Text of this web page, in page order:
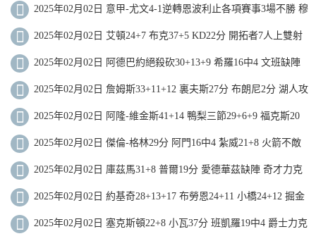
製勝加維傷退
2025年02月02日 意甲-尤文4-1逆轉恩波利止各項賽事3場不勝 穆
阿尼雙響DV9世界波
2025年02月02日 艾頓24+7 布克37+5 KD22分 開拓者7人上雙射
落太陽近8戰7勝
2025年02月02日 阿德巴約絕殺砍30+13+9 希羅16中4 文班缺陣
熱火擊敗馬刺
2025年02月02日 詹姆斯33+11+12 裏夫斯27分 布朗尼2分 湖人攻
下麥迪遜
2025年02月02日 阿隆-維金斯41+14 鴨梨三節29+6+9 福克斯20
分 雷霆大勝國王
2025年02月02日 傑倫-格林29分 阿門16中4 紮威21+8 火箭不敵
籃網
2025年02月02日 庫茲馬31+8 普爾19分 愛德華茲缺陣 奇才力克
森林狼止16連敗
2025年02月02日 約基奇28+13+17 布勞恩24+11 小橋24+12 掘金
拒絕黃蜂逆轉
2025年02月02日 塞克斯頓22+8 小瓦37分 班凱羅19中4 爵士力克